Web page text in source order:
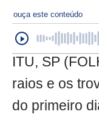
ouça este conteúdo
ITU, SP
raios e os
do primeiro